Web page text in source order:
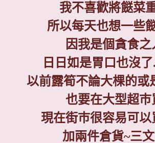
我不喜歡將餸菜
所以每天也想一些
因我是個貪食之
日日如是胃口也沒了
以前露筍不論大棵的或
也要在大型超巿
現在街巿很容易可以
加兩件倉貨~三